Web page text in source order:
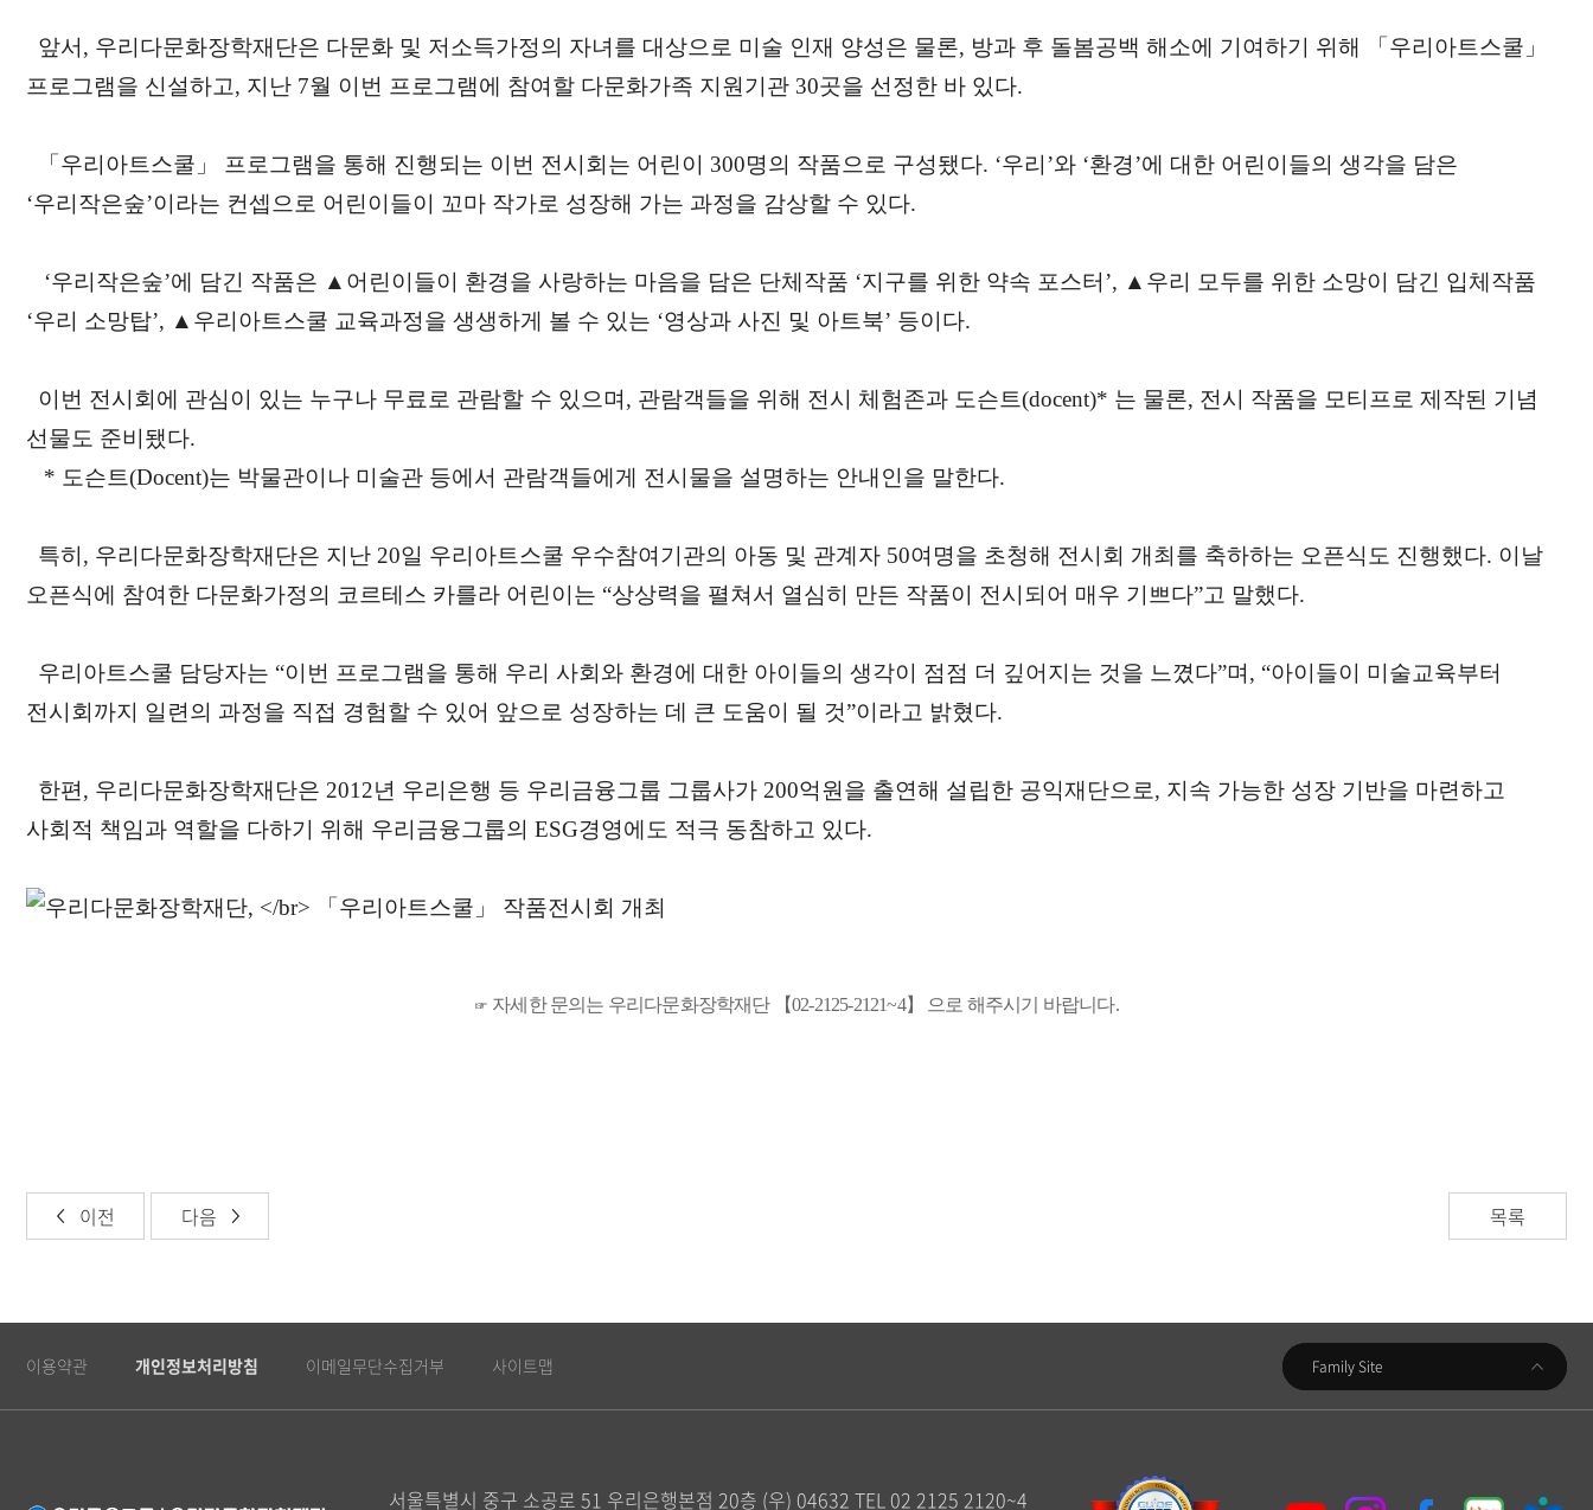
앞서, 우리다문화장학재단은 다문화 및 저소득가정의 자녀를 대상으로 미술 인재 양성은 물론, 방과 후 돌봄공백 해소에 기여하기 위해 「우리아트스쿨」
프로그램을 신설하고, 지난 7월 이번 프로그램에 참여할 다문화가족 지원기관 30곳을 선정한 바 있다.
「우리아트스쿨」 프로그램을 통해 진행되는 이번 전시회는 어린이 300명의 작품으로 구성됐다. ‘우리’와 ‘환경’에 대한 어린이들의 생각을 담은
‘우리작은숲’이라는 컨셉으로 어린이들이 꼬마 작가로 성장해 가는 과정을 감상할 수 있다.
‘우리작은숲’에 담긴 작품은 ▲어린이들이 환경을 사랑하는 마음을 담은 단체작품 ‘지구를 위한 약속 포스터’, ▲우리 모두를 위한 소망이 담긴 입체작품
‘우리 소망탑’, ▲우리아트스쿨 교육과정을 생생하게 볼 수 있는 ‘영상과 사진 및 아트북’ 등이다.
이번 전시회에 관심이 있는 누구나 무료로 관람할 수 있으며, 관람객들을 위해 전시 체험존과 도슨트(docent)* 는 물론, 전시 작품을 모티프로 제작된 기념
선물도 준비됐다.
* 도슨트(Docent)는 박물관이나 미술관 등에서 관람객들에게 전시물을 설명하는 안내인을 말한다.
특히, 우리다문화장학재단은 지난 20일 우리아트스쿨 우수참여기관의 아동 및 관계자 50여명을 초청해 전시회 개최를 축하하는 오픈식도 진행했다. 이날
오픈식에 참여한 다문화가정의 코르테스 카를라 어린이는 “상상력을 펼쳐서 열심히 만든 작품이 전시되어 매우 기쁘다”고 말했다.
우리아트스쿨 담당자는 “이번 프로그램을 통해 우리 사회와 환경에 대한 아이들의 생각이 점점 더 깊어지는 것을 느꼈다”며, “아이들이 미술교육부터
전시회까지 일련의 과정을 직접 경험할 수 있어 앞으로 성장하는 데 큰 도움이 될 것”이라고 밝혔다.
한편, 우리다문화장학재단은 2012년 우리은행 등 우리금융그룹 그룹사가 200억원을 출연해 설립한 공익재단으로, 지속 가능한 성장 기반을 마련하고
사회적 책임과 역할을 다하기 위해 우리금융그룹의 ESG경영에도 적극 동참하고 있다.
☞ 자세한 문의는 우리다문화장학재단 【02-2125-2121~4】 으로 해주시기 바랍니다.
이전 다음 목록
이용약관 개인정보처리방침 이메일무단수집거부 사이트맵 Family Site
우리금융지주
우리은행
서울특별시 중구 소공로 51 우리은행본점 20층 (우) 04632TEL 02 2125 2120~4
Youtube InstagramFaceBookBlog